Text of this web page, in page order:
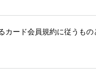
ード会員規約に従うもの